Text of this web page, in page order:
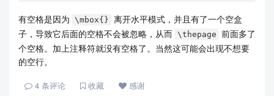
有空格是因为 \mbox{} 离开水平模式，并且有了一个空盒
子，导致它后面的空格不会被忽略，从而 \thepage 前面多了
个空格。加上注释符就没有空格了。当然这可能会出现不想要
的空行。
4 条评论 收藏 感谢